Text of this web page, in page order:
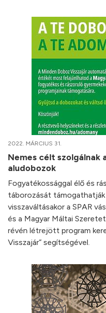
2022. MÁRCIUS 31.
Nemes célt szolgálnak
aludobozok
Fogyatékossággal élő és
táborozását
visszaváltásakor a SPAR
és a Magyar Máltai
révén létrejött program
Visszajár” segítségével.